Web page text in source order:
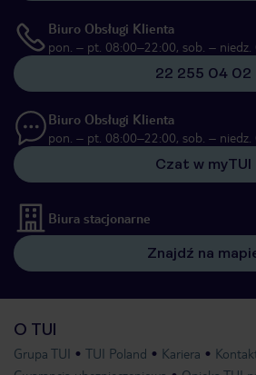
Biuro Obsługi Klienta
pon. – pt. 08:00–22:00, sob. –
22 255 04 02
Biuro Obsługi Klienta
pon. – pt. 08:00–22:00, sob. –
Czat w myTUI
Biura stacjonarne
Znajdź na
O TUI
Grupa TUI TUI Poland Kariera